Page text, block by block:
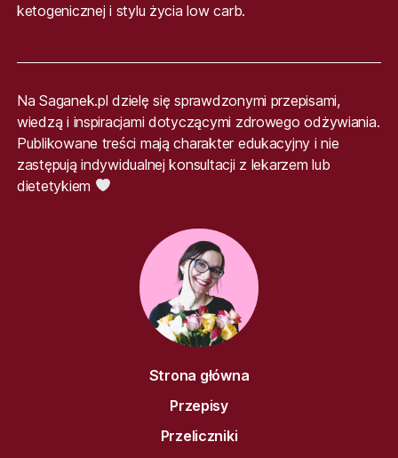
ketogenicznej i stylu życia low carb.
Na Saganek.pl dzielę się sprawdzonymi przepisami,
wiedzą i inspiracjami dotyczącymi zdrowego odżywiania.
Publikowane treści mają charakter edukacyjny i nie
zastępują indywidualnej konsultacji z lekarzem lub
dietetykiem
Strona główna
Przepisy
Przeliczniki